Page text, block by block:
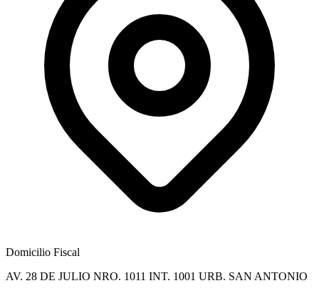
Domicilio Fiscal
AV. 28 DE JULIO NRO. 1011 INT. 1001 URB. SAN ANTONIO